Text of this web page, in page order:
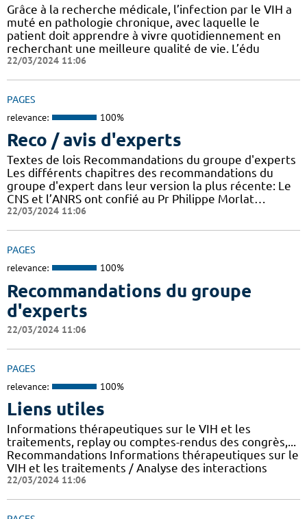
Grâce à la recherche médicale, l’infection par le VIH a
muté en pathologie chronique, avec laquelle le
patient doit apprendre à vivre quotidiennement en
recherchant une meilleure qualité de vie. L’édu
22/03/2024 11:06
PAGES
relevance: 100%
Reco / avis d'experts
Textes de lois Recommandations du groupe d'experts
Les différents chapitres des recommandations du
groupe d'expert dans leur version la plus récente: Le
CNS et l’ANRS ont confié au Pr Philippe Morlat…
22/03/2024 11:06
PAGES
relevance: 100%
Recommandations du groupe
d'experts
22/03/2024 11:06
PAGES
relevance: 100%
Liens utiles
Informations thérapeutiques sur le VIH et les
traitements, replay ou comptes-rendus des congrès,...
Recommandations Informations thérapeutiques sur le
VIH et les traitements / Analyse des interactions
22/03/2024 11:06